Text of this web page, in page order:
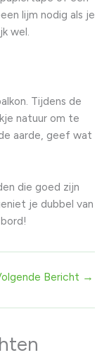
lijm nodig als je
wel.
Tijdens de
natuur om te
aarde, geef wat
die goed zijn
je dubbel van
Bericht →